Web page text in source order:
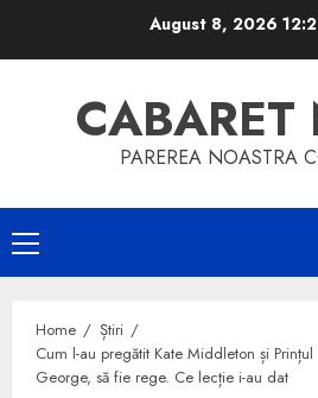
August 8, 2026
CABARET
PAREREA NOASTRA
Primary
Menu
Home
Știri
Cum l-au pregătit Kate Middleton și
George, să fie rege. Ce lecție i-au dat